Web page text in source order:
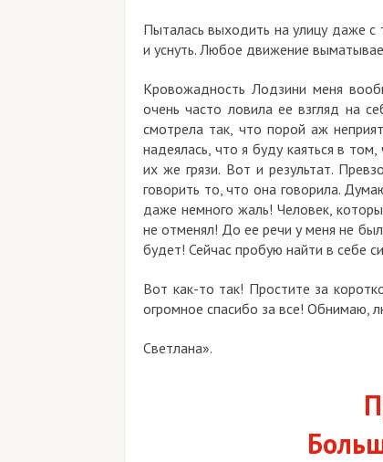
Пыталась выходить на улицу даже с
и уснуть. Любое движение
Кровожадность Лодзини меня
очень часто ловила ее взгляд на
смотрела так, что порой аж
надеялась, что я буду каяться в
их же грязи. Вот и результат.
говорить то, что она говорила.
даже немного жаль! Человек,
не отменял! До ее речи у меня не
будет! Сейчас пробую найти в себе
Вот как-то так! Простите за
огромное спасибо за все! Обнимаю,
Светлана».